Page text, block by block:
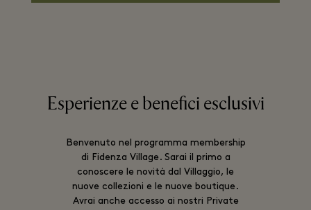
Esperienze e benefici esclusivi
Benvenuto nel programma membership
di Fidenza Village. Sarai il primo a
conoscere le novità dal Villaggio, le
nuove collezioni e le nuove boutique.
Avrai anche accesso ai nostri Private